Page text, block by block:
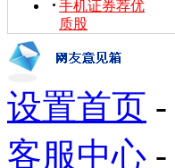
手机证券荐优
质股
设置首页 -
客服中心 -